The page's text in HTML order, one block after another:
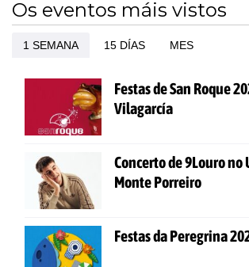
Os eventos máis vistos
1 SEMANA 15 DÍAS MES
Festas de San Roque
Vilagarcía
Concerto de 9Louro no
Monte Porreiro
Festas da Peregrina